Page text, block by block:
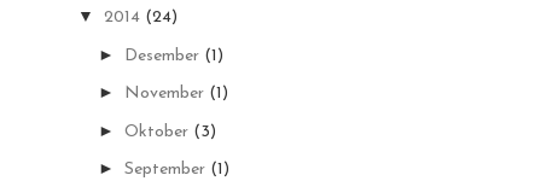
▼ 2014 (24)
► Desember (1)
► November (1)
► Oktober (3)
► September (1)